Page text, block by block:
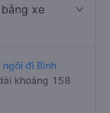
xe
ngồi đi Bình
khoảng 158